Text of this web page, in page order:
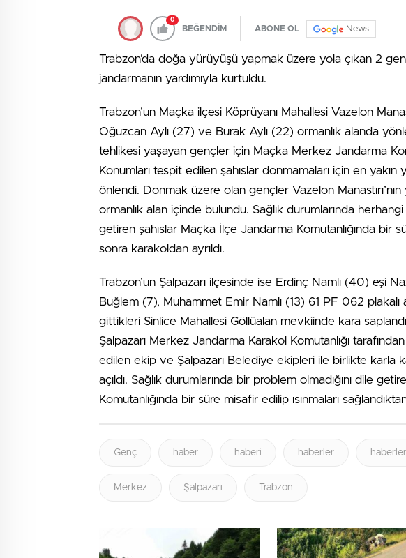
0
BEĞENDİM ABONE OL News
Trabzon’da doğa yürüyüşü yapmak üzere yola çıkan 2
jandarmanın yardımıyla kurtuldu.
Trabzon’un Maçka ilçesi Köprüyanı Mahallesi Vazelon
Oğuzcan Aylı (27) ve Burak Aylı (22) ormanlık alanda
tehlikesi yaşayan gençler için Maçka Merkez Jandarma
Konumları tespit edilen şahıslar donmamaları için en
önlendi. Donmak üzere olan gençler Vazelon
ormanlık alan içinde bulundu. Sağlık durumlarında
getiren şahıslar Maçka İlçe Jandarma Komutanlığında bir
sonra karakoldan ayrıldı.
Trabzon’un Şalpazarı ilçesinde ise Erdinç Namlı (40) eşi
Buğlem (7), Muhammet Emir Namlı (13) 61 PF 062
gittikleri Sinlice Mahallesi Göllüalan mevkiinde kara
Şalpazarı Merkez Jandarma Karakol Komutanlığı
edilen ekip ve Şalpazarı Belediye ekipleri ile birlikte karla
açıldı. Sağlık durumlarında bir problem olmadığını dile
Komutanlığında bir süre misafir edilip ısınmaları
Genç haber haberi haberler
Merkez Şalpazarı Trabzon